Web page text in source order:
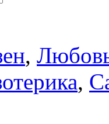
,
,